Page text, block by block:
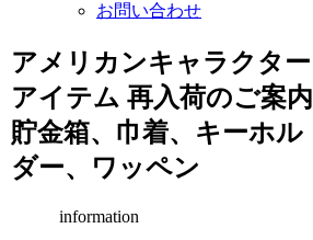
お問い合わせ
アメリカンキャラクター
アイテム 再入荷のご案内
貯金箱、巾着、キーホル
ダー、ワッペン
information